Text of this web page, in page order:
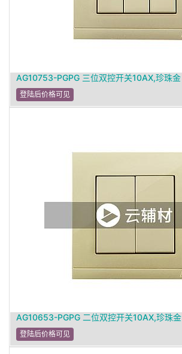
AG10753-PGPG 三位双控开关10AX,珍珠金
登陆后价格可见
AG10653-PGPG 二位双控开关10AX,珍珠金
登陆后价格可见